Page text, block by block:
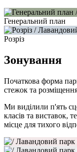
Генеральний план
Розріз
Зонування
Початкова форма
стежок та
Ми виділили п'ять
класів та виставок,
місце для тихого